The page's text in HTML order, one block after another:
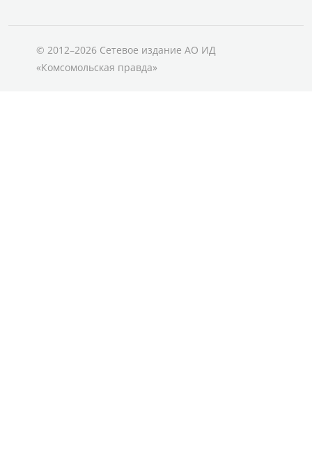
© 2012–2026 Сетевое издание АО ИД
«Комсомольская правда»